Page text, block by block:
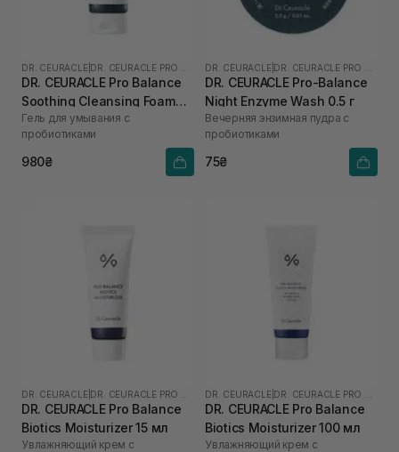
DR. CEURACLE
DR. CEURACLE Pro Balance
Soothing Cleansing Foam
150 мл
Гель для умывания с
пробиотиками
980₴
DR. CEURACLE
DR. CEURACLE Pro-Balance
Night Enzyme Wash 0.5 г
Вечерняя энзимная пудра с
пробиотиками
75₴
DR. CEURACLE
DR. CEURACLE Pro Balance
Biotics Moisturizer 15 мл
Увлажняющий крем с
DR. CEURACLE
DR. CEURACLE Pro Balance
Biotics Moisturizer 100 мл
Увлажняющий крем с